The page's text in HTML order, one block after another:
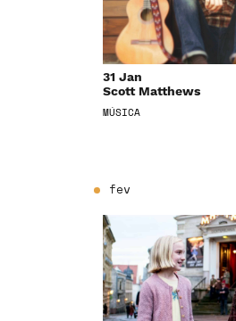
31 Jan
Scott Matthews
MÚSICA
fev